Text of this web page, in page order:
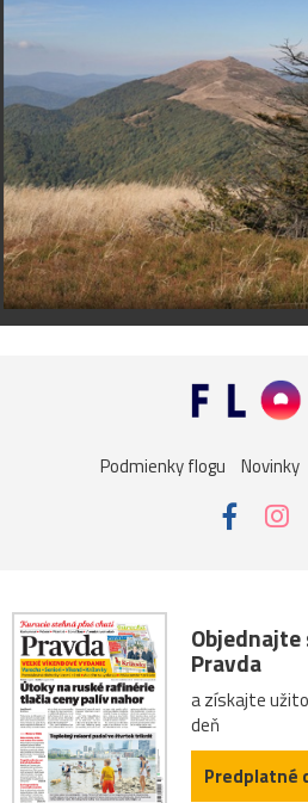
Podmienky flogu Novinky
Pravda
a získajte
deň
Predplatné